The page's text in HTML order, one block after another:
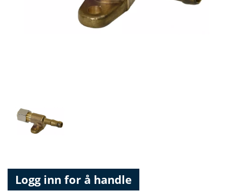
Logg inn for å handle